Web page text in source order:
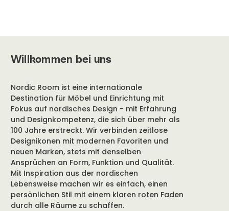
Willkommen bei uns
Nordic Room ist eine internationale
Destination für Möbel und Einrichtung mit
Fokus auf nordisches Design - mit Erfahrung
und Designkompetenz, die sich über mehr als
100 Jahre erstreckt. Wir verbinden zeitlose
Designikonen mit modernen Favoriten und
neuen Marken, stets mit denselben
Ansprüchen an Form, Funktion und Qualität.
Mit Inspiration aus der nordischen
Lebensweise machen wir es einfach, einen
persönlichen Stil mit einem klaren roten Faden
durch alle Räume zu schaffen.